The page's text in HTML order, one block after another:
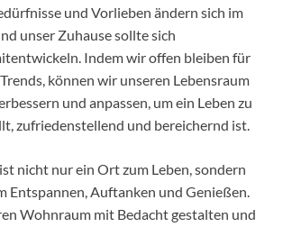
und Vorlieben ändern sich im
unser Zuhause sollte sich
Indem wir offen bleiben für
können wir unseren Lebensraum
und anpassen, um ein Leben zu
zufriedenstellend und bereichernd ist.
nicht nur ein Ort zum Leben, sondern
Entspannen, Auftanken und Genießen.
Wohnraum mit Bedacht gestalten und